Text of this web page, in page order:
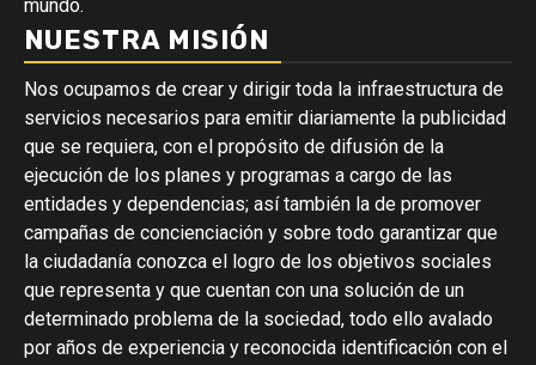
mundo.
NUESTRA MISIÓN
Nos ocupamos de crear y dirigir toda la infraestructura de
servicios necesarios para emitir diariamente la publicidad
que se requiera, con el propósito de difusión de la
ejecución de los planes y programas a cargo de las
entidades y dependencias; así también la de promover
campañas de concienciación y sobre todo garantizar que
la ciudadanía conozca el logro de los objetivos sociales
que representa y que cuentan con una solución de un
determinado problema de la sociedad, todo ello avalado
por años de experiencia y reconocida identificación con el